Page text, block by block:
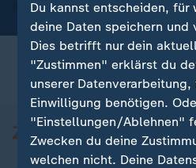
Du kannst entscheiden, für
deine Daten speichern und
Dies betrifft nur dein
"Zustimmen" erklärst du
unserer
Einwilligung benötigen.
"Einstellungen/Ablehnen"
Zwecken du deine
welchen nicht. Deine